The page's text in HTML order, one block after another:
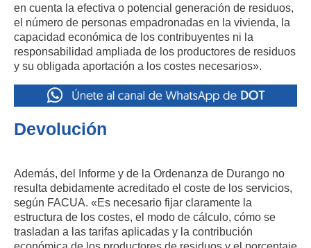
en cuenta la efectiva o potencial generación de residuos,
el número de personas empadronadas en la vivienda, la
capacidad económica de los contribuyentes ni la
responsabilidad ampliada de los productores de residuos
y su obligada aportación a los costes necesarios».
Devolución
Además, del Informe y de la Ordenanza de Durango no
resulta debidamente acreditado el coste de los servicios,
según FACUA. «Es necesario fijar claramente la
estructura de los costes, el modo de cálculo, cómo se
trasladan a las tarifas aplicadas y la contribución